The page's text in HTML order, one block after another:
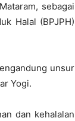
sebagai
Halal (BPJPH)
unsur
Yogi.
dan kehalalan